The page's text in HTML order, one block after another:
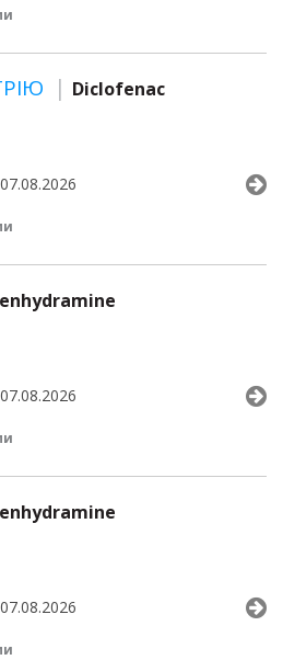
Diclofenac
07.08.2026
07.08.2026
07.08.2026